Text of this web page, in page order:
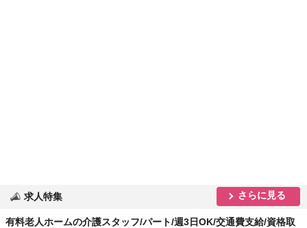
求人特集 さらに見る
有料老人ホームの介護スタッフ/パート/週3日OK/交通費支給/資格取